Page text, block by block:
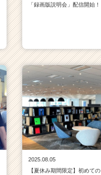
「録画版説明会」配信開始！
2025.08.05
【夏休み期間限定】初めての